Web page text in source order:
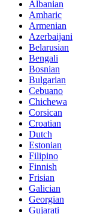
Albanian
Amharic
Armenian
Azerbaijani
Belarusian
Bengali
Bosnian
Bulgarian
Cebuano
Chichewa
Corsican
Croatian
Dutch
Estonian
Filipino
Finnish
Frisian
Galician
Georgian
Gujarati